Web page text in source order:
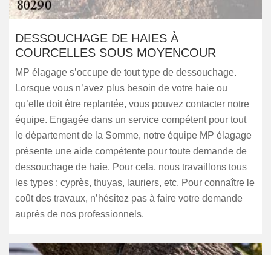
DESSOUCHAGE DE HAIES À
COURCELLES SOUS MOYENCOUR
MP élagage s’occupe de tout type de dessouchage.
Lorsque vous n’avez plus besoin de votre haie ou
qu’elle doit être replantée, vous pouvez contacter notre
équipe. Engagée dans un service compétent pour tout
le département de la Somme, notre équipe MP élagage
présente une aide compétente pour toute demande de
dessouchage de haie. Pour cela, nous travaillons tous
les types : cyprès, thuyas, lauriers, etc. Pour connaître le
coût des travaux, n’hésitez pas à faire votre demande
auprès de nos professionnels.